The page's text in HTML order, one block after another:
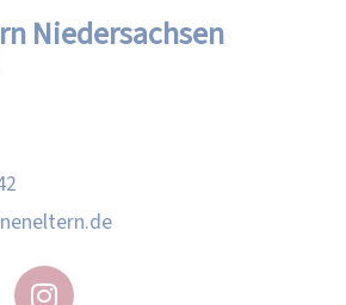
Niedersachsen